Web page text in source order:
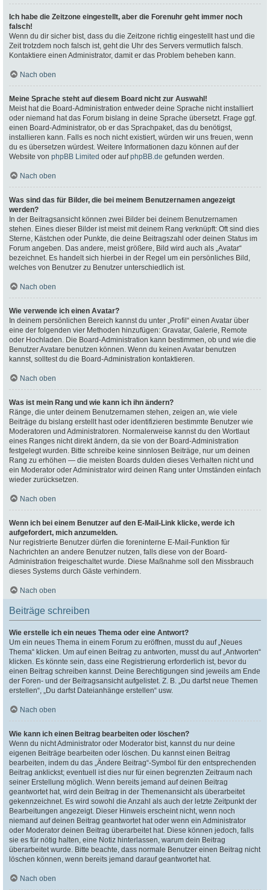
Ich habe die Zeitzone eingestellt, aber die Forenuhr geht immer noch
falsch!
Wenn du dir sicher bist, dass du die Zeitzone richtig eingestellt hast und die
Zeit trotzdem noch falsch ist, geht die Uhr des Servers vermutlich falsch.
Kontaktiere einen Administrator, damit er das Problem beheben kann.
Nach oben
Meine Sprache steht auf diesem Board nicht zur Auswahl!
Meist hat die Board-Administration entweder deine Sprache nicht installiert
oder niemand hat das Forum bislang in deine Sprache übersetzt. Frage ggf.
einen Board-Administrator, ob er das Sprachpaket, das du benötigst,
installieren kann. Falls es noch nicht existiert, würden wir uns freuen, wenn
du es übersetzen würdest. Weitere Informationen dazu können auf der
Website von phpBB Limited oder aufphpBB.de gefunden werden.
Nach oben
Was sind das für Bilder, die bei meinem Benutzernamen angezeigt
werden?
In der Beitragsansicht können zwei Bilder bei deinem Benutzernamen
stehen. Eines dieser Bilder ist meist mit deinem Rang verknüpft: Oft sind dies
Sterne, Kästchen oder Punkte, die deine Beitragszahl oder deinen Status im
Forum angeben. Das andere, meist größere, Bild wird auch als „Avatar“
bezeichnet. Es handelt sich hierbei in der Regel um ein persönliches Bild,
welches von Benutzer zu Benutzer unterschiedlich ist.
Nach oben
Wie verwende ich einen Avatar?
In deinem persönlichen Bereich kannst du unter „Profil“ einen Avatar über
eine der folgenden vier Methoden hinzufügen: Gravatar, Galerie, Remote
oder Hochladen. Die Board-Administration kann bestimmen, ob und wie die
Benutzer Avatare benutzen können. Wenn du keinen Avatar benutzen
kannst, solltest du die Board-Administration kontaktieren.
Nach oben
Was ist mein Rang und wie kann ich ihn ändern?
Ränge, die unter deinem Benutzernamen stehen, zeigen an, wie viele
Beiträge du bislang erstellt hast oder identifizieren bestimmte Benutzer wie
Moderatoren und Administratoren. Normalerweise kannst du den Wortlaut
eines Ranges nicht direkt ändern, da sie von der Board-Administration
festgelegt wurden. Bitte schreibe keine sinnlosen Beiträge, nur um deinen
Rang zu erhöhen — die meisten Boards dulden dieses Verhalten nicht und
ein Moderator oder Administrator wird deinen Rang unter Umständen einfach
wieder zurücksetzen.
Nach oben
Wenn ich bei einem Benutzer auf den E-Mail-Link klicke, werde ich
aufgefordert, mich anzumelden.
Nur registrierte Benutzer dürfen die foreninterne E-Mail-Funktion für
Nachrichten an andere Benutzer nutzen, falls diese von der Board-
Administration freigeschaltet wurde. Diese Maßnahme soll den Missbrauch
dieses Systems durch Gäste verhindern.
Nach oben
Beiträge schreiben
Wie erstelle ich ein neues Thema oder eine Antwort?
Um ein neues Thema in einem Forum zu eröffnen, musst du auf „Neues
Thema“ klicken. Um auf einen Beitrag zu antworten, musst du auf „Antworten“
klicken. Es könnte sein, dass eine Registrierung erforderlich ist, bevor du
einen Beitrag schreiben kannst. Deine Berechtigungen sind jeweils am Ende
der Foren- und der Beitragsansicht aufgelistet. Z. B. „Du darfst neue Themen
erstellen“, „Du darfst Dateianhänge erstellen“ usw.
Nach oben
Wie kann ich einen Beitrag bearbeiten oder löschen?
Wenn du nicht Administrator oder Moderator bist, kannst du nur deine
eigenen Beiträge bearbeiten oder löschen. Du kannst einen Beitrag
bearbeiten, indem du das „Ändere Beitrag“-Symbol für den entsprechenden
Beitrag anklickst; eventuell ist dies nur für einen begrenzten Zeitraum nach
seiner Erstellung möglich. Wenn bereits jemand auf deinen Beitrag
geantwortet hat, wird dein Beitrag in der Themenansicht als überarbeitet
gekennzeichnet. Es wird sowohl die Anzahl als auch der letzte Zeitpunkt der
Bearbeitungen angezeigt. Dieser Hinweis erscheint nicht, wenn noch
niemand auf deinen Beitrag geantwortet hat oder wenn ein Administrator
oder Moderator deinen Beitrag überarbeitet hat. Diese können jedoch, falls
sie es für nötig halten, eine Notiz hinterlassen, warum dein Beitrag
überarbeitet wurde. Bitte beachte, dass normale Benutzer einen Beitrag nicht
löschen können, wenn bereits jemand darauf geantwortet hat.
Nach oben